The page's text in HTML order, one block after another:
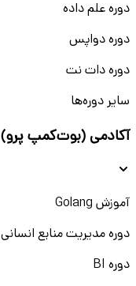
دوره علم داده
دوره دواپس
دوره دات نت
سایر دوره‌ها
آکادمی (بوت‌کمپ پرو)
آموزش Golang
دوره مدیریت منابع انسانی
دوره BI